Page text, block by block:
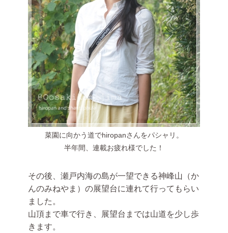
菜園に向かう道でhiropanさんをパシャリ。
半年間、連載お疲れ様でした！
その後、瀬戸内海の島が一望できる神峰山（か
んのみねやま）の展望台に連れて行ってもらい
ました。
山頂まで車で行き、展望台までは山道を少し歩
きます。